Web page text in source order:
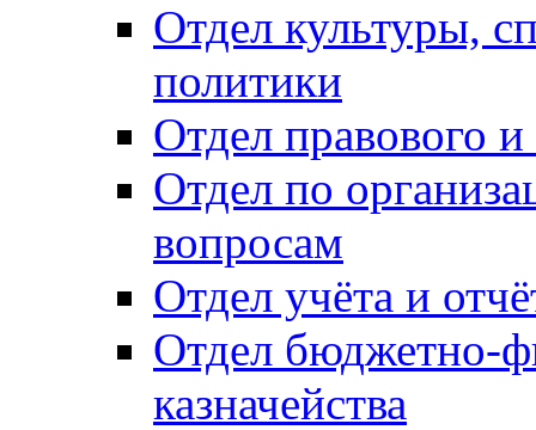
Отдел культуры,
политики
Отдел правового
Отдел по
вопросам
Отдел учёта и
Отдел бюджетно-
казначейства